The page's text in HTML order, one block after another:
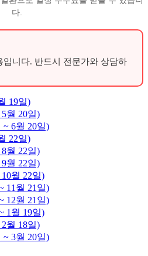
다.
니다. 반드시 전문가와 상담하
19일)
월 20일)
~ 6월 20일)
22일)
월 22일)
월 22일)
월 22일)
11월 21일)
12월 21일)
1월 19일)
월 18일)
~ 3월 20일)